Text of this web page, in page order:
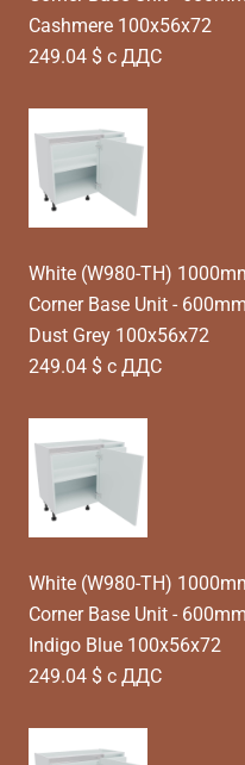
Cashmere 100x56x72
249.04 $ с ДДС
White (W980-TH)
Corner Base Unit -
Dust Grey 100x56x72
249.04 $ с ДДС
White (W980-TH)
Corner Base Unit -
Indigo Blue 100x56x72
249.04 $ с ДДС